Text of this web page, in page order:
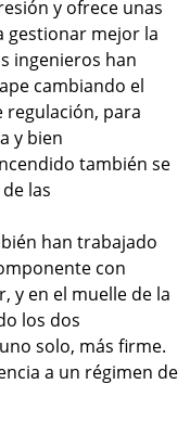
y ofrece unas
gestionar mejor la
ingenieros han
cambiando el
regulación, para
y bien
también se
las
han trabajado
con
y en el muelle de la
los dos
solo, más firme.
a un régimen de